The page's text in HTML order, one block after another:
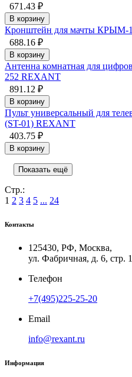
671.43 ₽
В корзину
Кронштейн для мачты КРЫМ-
688.16 ₽
В корзину
Антенна комнатная для
252 REXANT
891.12 ₽
В корзину
Пульт универсальный для
(ST-01) REXANT
403.75 ₽
В корзину
Показать ещё
Стр.:
1 2 3 4 5 ... 24
Контакты
125430, РФ, Москва,
ул. Фабричная, д. 6, стр. 1
Телефон
+7(495)225-25-20
Email
info@rexant.ru
Информация